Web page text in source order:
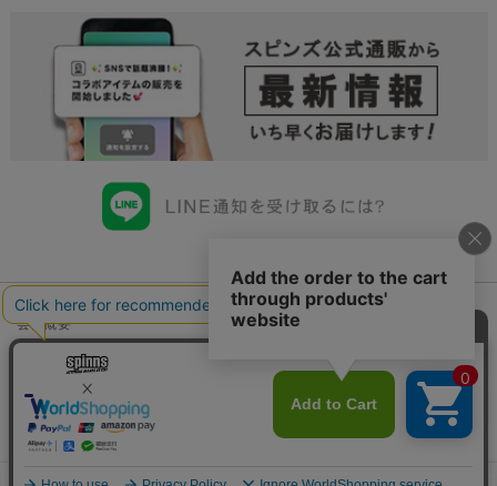
会社概要 会員規約について
店舗一覧
特定商取引法に基づく表示 古物商許可申請番号一覧
お問い合わせ